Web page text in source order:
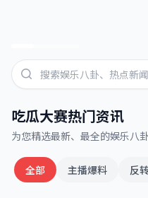
吃瓜大赛热门资讯
为您精选最新、最全的娱乐八
全部 主播爆料 反